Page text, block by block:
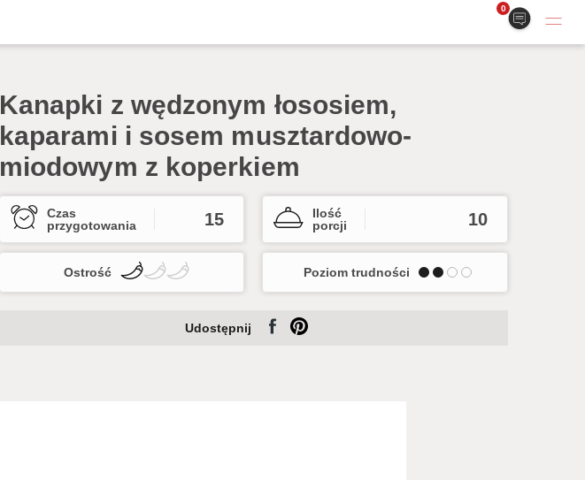
0
Kanapki z wędzonym łososiem,
kaparami i sosem musztardowo-
miodowym z koperkiem
Czas
przygotowania
15
Ilość
porcji
10
Ostrość Poziom trudności
Udostępnij